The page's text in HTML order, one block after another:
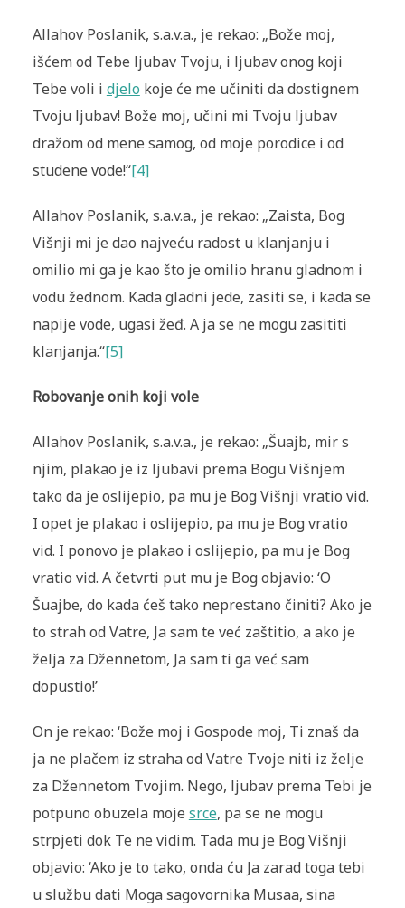
Allahov Poslanik, s.a.v.a., je rekao: „Bože moj,
išćem od Tebe ljubav Tvoju, i ljubav onog koji
Tebe voli i djelo koje će me učiniti da dostignem
Tvoju ljubav! Bože moj, učini mi Tvoju ljubav
dražom od mene samog, od moje porodice i od
studene vode!“[4]
Allahov Poslanik, s.a.v.a., je rekao: „Zaista, Bog
Višnji mi je dao najveću radost u klanjanju i
omilio mi ga je kao što je omilio hranu gladnom i
vodu žednom. Kada gladni jede, zasiti se, i kada se
napije vode, ugasi žeđ. A ja se ne mogu zasititi
klanjanja.“[5]
Robovanje onih koji vole
Allahov Poslanik, s.a.v.a., je rekao: „Šuajb, mir s
njim, plakao je iz ljubavi prema Bogu Višnjem
tako da je oslijepio, pa mu je Bog Višnji vratio vid.
I opet je plakao i oslijepio, pa mu je Bog vratio
vid. I ponovo je plakao i oslijepio, pa mu je Bog
vratio vid. A četvrti put mu je Bog objavio: ‘O
Šuajbe, do kada ćeš tako neprestano činiti? Ako je
to strah od Vatre, Ja sam te već zaštitio, a ako je
želja za Džennetom, Ja sam ti ga već sam
dopustio!’
On je rekao: ‘Bože moj i Gospode moj, Ti znaš da
ja ne plačem iz straha od Vatre Tvoje niti iz želje
za Džennetom Tvojim. Nego, ljubav prema Tebi je
potpuno obuzela moje srce, pa se ne mogu
strpjeti dok Te ne vidim. Tada mu je Bog Višnji
objavio: ‘Ako je to tako, onda ću Ja zarad toga tebi
u službu dati Moga sagovornika Musaa, sina